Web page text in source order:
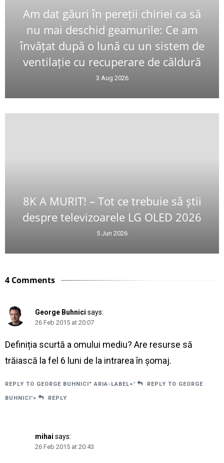
Am dat găuri în pereții chiriei ca să
nu mai deschid geamurile: Ce am
învățat după o lună cu un sistem de
ventilație cu recuperare de căldură
3 Aug 2026
8K A MURIT! – Tot ce trebuie să știi
despre televizoarele LG OLED 2026
5 Jun 2026
4 Comments
George Buhnici says:
26 Feb 2015 at 20:07
Definiția scurtă a omului mediu? Are resurse să
trăiască la fel 6 luni de la intrarea în șomaj.
REPLY TO GEORGE BUHNICI" ARIA-LABEL=' REPLY TO GEORGE
BUHNICI'> REPLY
mihai says:
26 Feb 2015 at 20:43